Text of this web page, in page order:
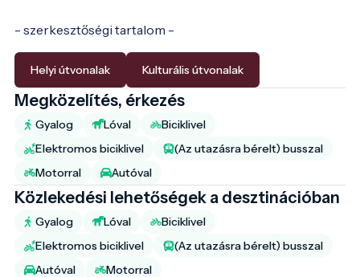
- szerkesztőségi tartalom -
Helyi útvonalak Kulturális útvonalak
Megközelítés, érkezés
Gyalog Lóval
Biciklivel
Elektromos biciklivel
(Az utazásra bérelt) busszal
Motorral
Autóval
Közlekedési lehetőségek a desztinációban
Gyalog Lóval
Biciklivel
Elektromos biciklivel
(Az utazásra bérelt) busszal
Autóval
Motorral